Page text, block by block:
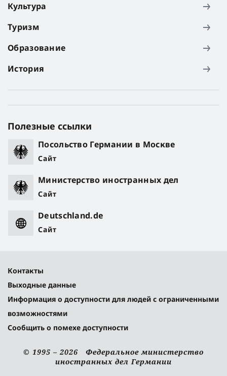
Культура
Туризм
Образование
История
Полезные ссылки
Посольство Германии в Москве
Сайт
Министерство иностранных дел
Сайт
Deutschland.de
Сайт
Контакты
Выходные данные
Информация о доступности для людей с ограниченными
возможностями
Сообщить о помехе доступности
© 1995 – 2026 Федеральное министерство
иностранных дел Германии